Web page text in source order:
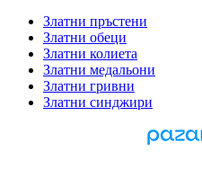
Златни пръстени
Златни обеци
Златни колиета
Златни медальони
Златни гривни
Златни синджири